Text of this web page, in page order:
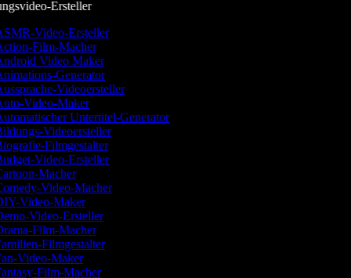
Ersteller
Video-Ersteller
Film-Macher
Video Maker
Generator
Videoersteller
Video-Maker
Untertitel-Generator
Videoersteller
Filmgestalter
Video-Ersteller
Macher
Video-Macher
Video-Maker
Video-Ersteller
Film-Macher
Filmgestalter
Video-Maker
Film-Macher